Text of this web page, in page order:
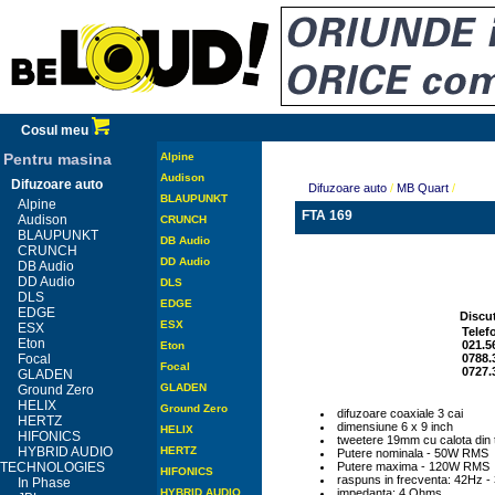
Cosul meu
Pentru masina
Difuzoare auto
Alpine
Audison
BLAUPUNKT
CRUNCH
DB Audio
DD Audio
DLS
EDGE
ESX
Eton
Focal
GLADEN
Ground Zero
HELIX
HERTZ
HIFONICS
HYBRID AUDIO
TECHNOLOGIES
In Phase
Alpine
Audison
BLAUPUNKT
CRUNCH
DB Audio
DD Audio
DLS
EDGE
ESX
Eton
Focal
GLADEN
Ground Zero
HELIX
HERTZ
HIFONICS
HYBRID AUDIO
Difuzoare auto/ MB Quart/
FTA 169
difuzoare coaxiale 3 cai
dimensiune 6 x 9 inch
tweetere 19mm cu calota din
Putere nominala - 50W RMS
Putere maxima - 120W RMS
raspuns in frecventa: 42Hz -